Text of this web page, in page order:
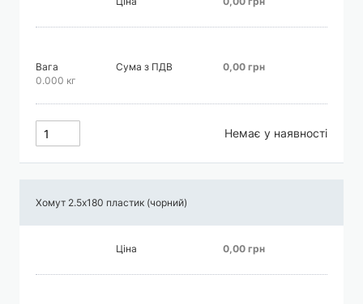
Вага
0.000 кг
Сума з ПДВ 0,00 грн
Немає у наявності
Хомут 2.5х180 пластик (чорний)
Ціна 0,00 грн